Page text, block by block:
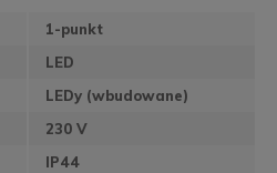
1-punkt
LED
LEDy (wbudowane)
230 V
IP44